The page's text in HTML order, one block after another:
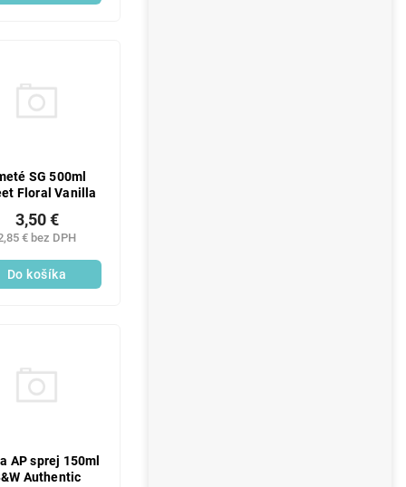
SG 500ml
Floral Vanilla
€ bez DPH
3,50 €
Do košíka
AP sprej 150ml
Authentic